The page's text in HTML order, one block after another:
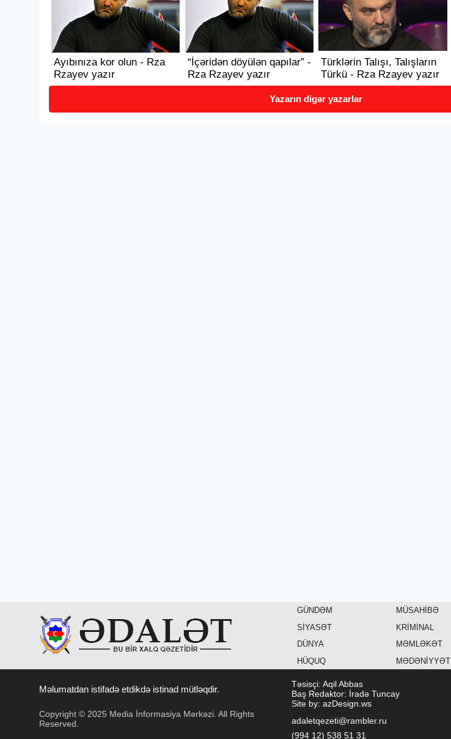
Ayıbınıza kor olun - Rza
Rzayev yazır
“İçəridən döyülən qapılar” -
Rza Rzayev yazır
Türklərin Talışı, Talışların
Türkü - Rza Rzayev yazır
Yazarın digər yazarlar
GÜNDƏM
SİYASƏT
DÜNYA
HÜQUQ
MÜSAHİBƏ
KRİMİNAL
MƏMLƏKƏT
MƏDƏNİYYƏT
Məlumatdan istifadə etdikdə istinad mütləqdir.
Copyright © 2025 Media İnformasiya Mərkəzi. All Rights
Reserved.
Təsisçi: Aqil Abbas
Baş Redaktor: İradə Tuncay
Site by: azDesign.ws
adaletqezeti@rambler.ru
(994 12) 538 51 31